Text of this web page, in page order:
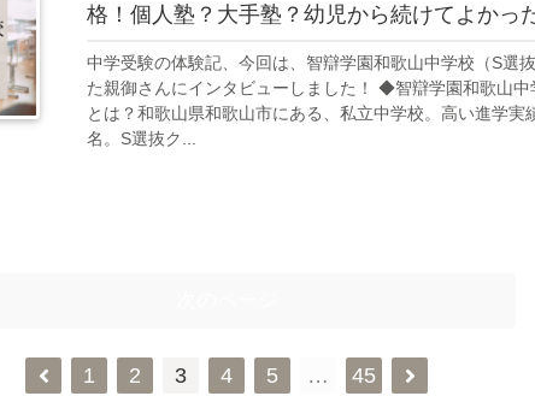
格！個人塾？大手塾？幼児から続けてよかっ
中学受験の体験記、今回は、智辯学園和歌山中学校（S選
た親御さんにインタビューしました！ ◆智辯学園和歌山中
とは？和歌山県和歌山市にある、私立中学校。高い進学実
名。S選抜ク...
1 2 3 4 5 … 45